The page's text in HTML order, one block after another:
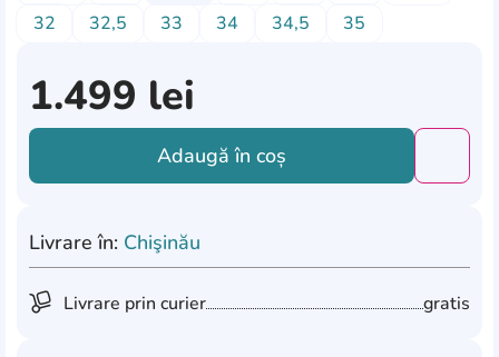
32
32,5 33 34 34,5 35
1.499 lei
Adaugă în coș
Livrare în: Chişinău
Livrare prin curier gratis